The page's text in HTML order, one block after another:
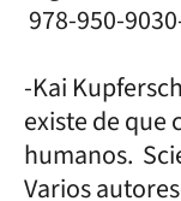
978-950-
-Kai
existe de que
humanos.
Varios